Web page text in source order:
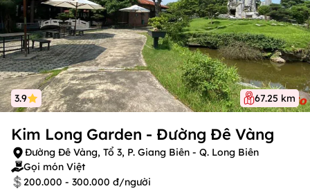
3.9 67.25 km
Kim Long Garden - Đường Đê Vàng
Đường Đê Vàng, Tổ 3, P. Giang Biên - Q. Long Biên
Gọi món Việt
200.000 - 300.000 đ/người